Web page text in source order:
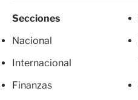
Secciones
Nacional
Internacional
Finanzas